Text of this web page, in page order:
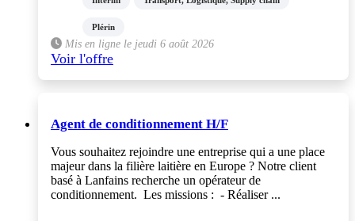
Plérin
Mis en ligne le jeudi 6 août 2026
Voir l'offre
Agent de conditionnement H/F
Vous souhaitez rejoindre une entreprise qui a une place
majeur dans la filière laitière en Europe ? Notre client
basé à Lanfains recherche un opérateur de
conditionnement. Les missions : - Réaliser ...